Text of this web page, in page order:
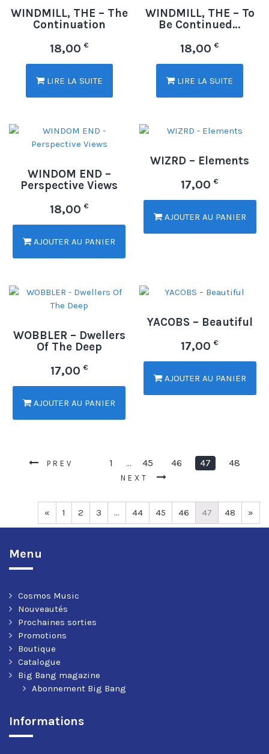
WINDMILL, THE – The
Continuation
18,00 €
LIRE LA SUITE
WINDMILL, THE – To
Be Continued…
18,00€
LIRE LA SUITE
WINDOM END –
Perspective Views
18,00 €
AJOUTER AU PANIER
WIZRD – Elements
17,00€
AJOUTER AU PANIER
WOBBLER – Dwellers
Of The Deep
17,00 €
AJOUTER AU PANIER
YACOBS – Beautiful
17,00€
AJOUTER AU PANIER
PREV 1 … 45 46 47 48
NEXT
« 1 2 3 … 44 45 46 47 48 »
Menu
Cosmos Music
Nouveautés
Prochaines sorties
Promotions
Boutique
Catalogue
Big Bang magazine
Abonnement Big Bang
Informations